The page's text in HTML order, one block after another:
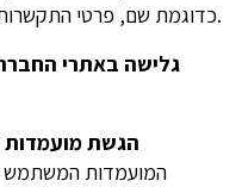
כדוגמת שם, פרטי התקשרות (כגון – דוא”ל וטלפון), תוכן הפנייה.
גלישה באתרי
3.5. הגשת
המועמדות המשתמש